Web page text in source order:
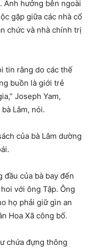
Ảnh hưởng bên ngoài
gặp giữa các nhà cổ
chức và nhà chính trị
tin rằng do các thế
buồn là giới trẻ
Joseph Yam,
Lâm, nói.
của bà Lâm dường
đầu của bà bay đến
với ông Tập. Ông
họ phải giữ gìn an
Hoa Xã công bố.
chứa đựng thông